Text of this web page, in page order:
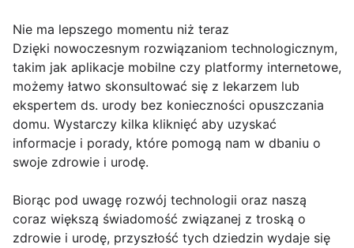
Nie ma lepszego momentu niż teraz
Dzięki nowoczesnym rozwiązaniom technologicznym,
takim jak aplikacje mobilne czy platformy internetowe,
możemy łatwo skonsultować się z lekarzem lub
ekspertem ds. urody bez konieczności opuszczania
domu. Wystarczy kilka kliknięć aby uzyskać
informacje i porady, które pomogą nam w dbaniu o
swoje zdrowie i urodę.
Biorąc pod uwagę rozwój technologii oraz naszą
coraz większą świadomość związanej z troską o
zdrowie i urodę, przyszłość tych dziedzin wydaje się